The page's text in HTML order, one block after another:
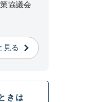
協議会
見る
きは